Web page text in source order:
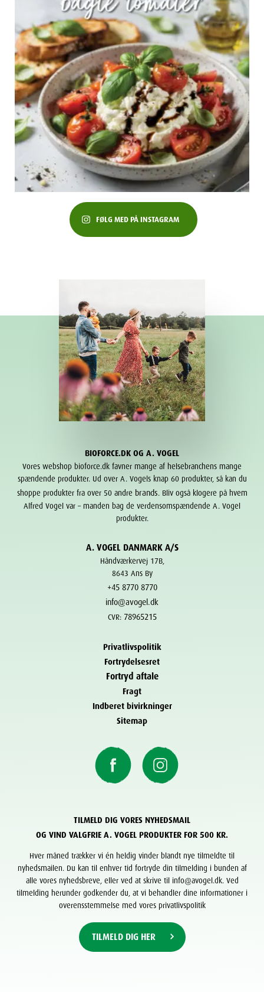
FØLG MED PÅ INSTAGRAM
BIOFORCE.DK OG A. VOGEL
Vores webshop bioforce.dk favner mange af helsebranchens mange
spændende produkter. Ud over A. Vogels knap 60 produkter, så kan du
shoppe produkter fra over 50 andre brands . Bliv også klogere på hvem
Alfred Vogel var – manden bag de verdensomspændende A. Vogel
produkter.
A. VOGEL DANMARK A/S
Håndværkervej 17B,
8643 Ans By
+45 8770 8770
info@avogel.dk
CVR: 78965215
Privatlivspolitik
Fortrydelsesret
Fortryd aftale
Fragt
Indberet bivirkninger
Sitemap
TILMELD DIG VORES NYHEDSMAIL
OG VIND VALGFRIE A. VOGEL PRODUKTER FOR 500 KR.
Hver måned trækker vi én heldig vinder blandt nye tilmeldte til
nyhedsmailen. Du kan til enhver tid fortryde din tilmelding i bunden af
alle vores nyhedsbreve, eller ved at skrive til info@avogel.dk. Ved
tilmelding herunder godkender du, at vi behandler dine informationer i
overensstemmelse med vores privatlivspolitik
TILMELD DIG HER